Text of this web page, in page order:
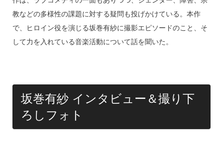
a
d
s
n
a
e
b
o
教などの多様性の課題に対する疑問も投げかけている。本作
で、ヒロイン役を演じる坂巻有紗に撮影エピソードのこと、そ
して力を入れている音楽活動について話を聞いた。
坂巻有紗 インタビュー＆撮り下
ろしフォト